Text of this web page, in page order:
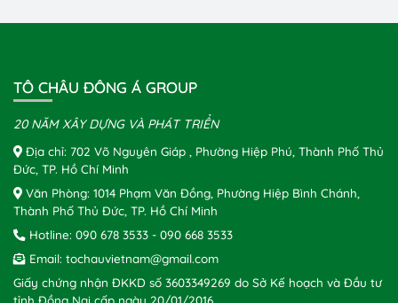
TÔ CHÂU ĐÔNG Á GROUP
20 NĂM XÂY DỰNG VÀ PHÁT TRIỂN
Địa chỉ: 702 Võ Nguyên Giáp , Phường Hiệp Phú, Thành Phố Thủ
Đức, TP. Hồ Chí Minh
Văn Phòng: 1014 Phạm Văn Đồng, Phường Hiệp Bình Chánh,
Thành Phố Thủ Đức, TP. Hồ Chí Minh
Hotline: 090 678 3533 - 090 668 3533
Email: tochauvietnam@gmail.com
Giấy chứng nhận ĐKKD số 3603349269 do Sở Kế hoạch và Đầu tư
tỉnh Đồng Nai cấp ngày 20/01/2016